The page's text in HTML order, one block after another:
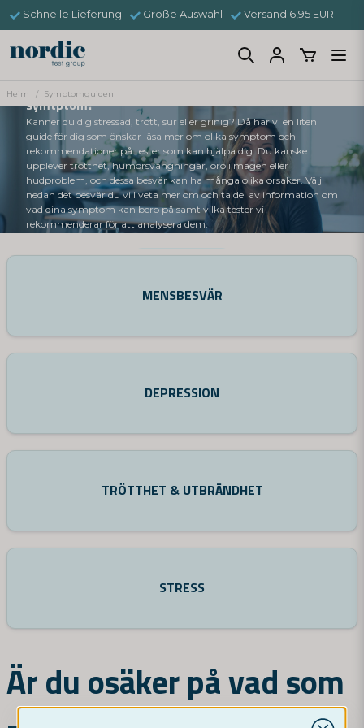
Schnelle Lieferung Große Auswahl Versand 6,95 EUR
Heim Symptomguiden
Symptomguiden - Har du några av dessa
symtptom?
Känner du dig stressad, trött, sur eller grinig? Då har vi en liten
guide för dig som önskar läsa mer om olika symptom och
rekommendationer på tester som kan hjälpa dig. Du kanske
upplever trötthet, humörsvängningar, oro i magen eller
hudproblem, och dessa besvär kan ha många olika orsaker. Välj
nedan det besvär du vill veta mer om och ta del av information om
vad dina symptom kan bero på samt vilka tester vi
rekommenderar för att analysera dem.
MENSBESVÄR
DEPRESSION
TRÖTTHET & UTBRÄNDHET
STRESS
Är du osäker på vad som